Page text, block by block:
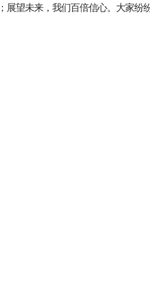
展望未来，我们百倍信心。大家